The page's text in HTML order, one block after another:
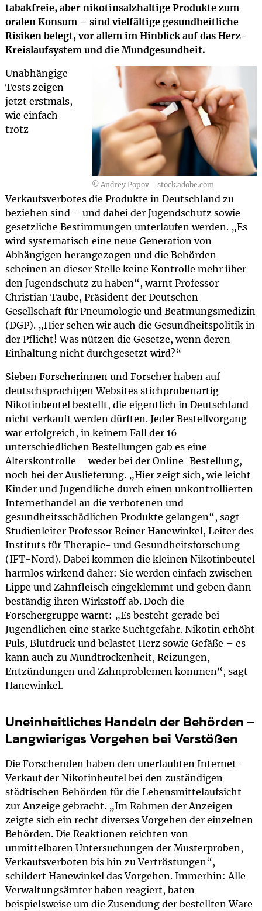
tabakfreie, aber nikotinsalzhaltige Produkte zum
oralen Konsum – sind vielfältige gesundheitliche
Risiken belegt, vor allem im Hinblick auf das Herz-
Kreislaufsystem und die Mundgesundheit.
© Andrey Popov - stock.adobe.com
Unabhängige
Tests zeigen
jetzt erstmals,
wie einfach
trotz
Verkaufsverbotes die Produkte in Deutschland zu
beziehen sind – und dabei der Jugendschutz sowie
gesetzliche Bestimmungen unterlaufen werden. „Es
wird systematisch eine neue Generation von
Abhängigen herangezogen und die Behörden
scheinen an dieser Stelle keine Kontrolle mehr über
den Jugendschutz zu haben“, warnt Professor
Christian Taube, Präsident der Deutschen
Gesellschaft für Pneumologie und Beatmungsmedizin
(DGP). „Hier sehen wir auch die Gesundheitspolitik in
der Pflicht! Was nützen die Gesetze, wenn deren
Einhaltung nicht durchgesetzt wird?“
Sieben Forscherinnen und Forscher haben auf
deutschsprachigen Websites stichprobenartig
Nikotinbeutel bestellt, die eigentlich in Deutschland
nicht verkauft werden dürften. Jeder Bestellvorgang
war erfolgreich, in keinem Fall der 16
unterschiedlichen Bestellungen gab es eine
Alterskontrolle – weder bei der Online-Bestellung,
noch bei der Auslieferung. „Hier zeigt sich, wie leicht
Kinder und Jugendliche durch einen unkontrollierten
Internethandel an die verbotenen und
gesundheitsschädlichen Produkte gelangen“, sagt
Studienleiter Professor Reiner Hanewinkel, Leiter des
Instituts für Therapie- und Gesundheitsforschung
(IFT-Nord). Dabei kommen die kleinen Nikotinbeutel
harmlos wirkend daher: Sie werden einfach zwischen
Lippe und Zahnfleisch eingeklemmt und geben dann
beständig ihren Wirkstoff ab. Doch die
Forschergruppe warnt: „Es besteht gerade bei
Jugendlichen eine starke Suchtgefahr. Nikotin erhöht
Puls, Blutdruck und belastet Herz sowie Gefäße – es
kann auch zu Mundtrockenheit, Reizungen,
Entzündungen und Zahnproblemen kommen“, sagt
Hanewinkel.
Uneinheitliches Handeln der Behörden –
Langwieriges Vorgehen bei Verstößen
Die Forschenden haben den unerlaubten Internet-
Verkauf der Nikotinbeutel bei den zuständigen
städtischen Behörden für die Lebensmittelaufsicht
zur Anzeige gebracht. „Im Rahmen der Anzeigen
zeigte sich ein recht diverses Vorgehen der einzelnen
Behörden. Die Reaktionen reichten von
unmittelbaren Untersuchungen der Musterproben,
Verkaufsverboten bis hin zu Vertröstungen“,
schildert Hanewinkel das Vorgehen. Immerhin: Alle
Verwaltungsämter haben reagiert, baten
beispielsweise um die Zusendung der bestellten Ware